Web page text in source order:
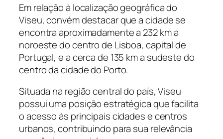
Em relação à localização geográfica do
Viseu, convém destacar que a cidade se
encontra aproximadamente a 232 km a
noroeste do centro de Lisboa, capital de
Portugal, e a cerca de 135 km a sudeste do
centro da cidade do Porto.
Situada na região central do país, Viseu
possui uma posição estratégica que facilita
o acesso às principais cidades e centros
urbanos, contribuindo para sua relevância